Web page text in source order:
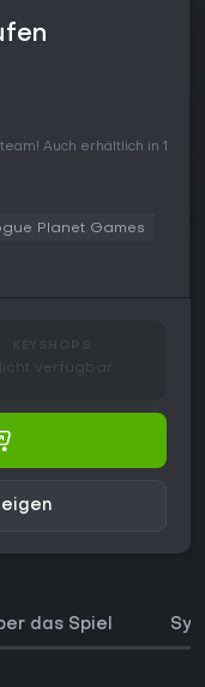
Auch erhältlich in 1
Planet Games
verfügbar
das Spiel